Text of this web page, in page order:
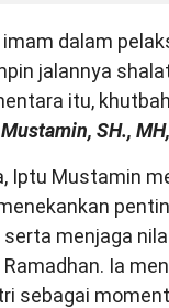
dalam
jalannya
itu,
SH., MH,
Iptu Mustamin
serta menjaga
Ia
sebagai